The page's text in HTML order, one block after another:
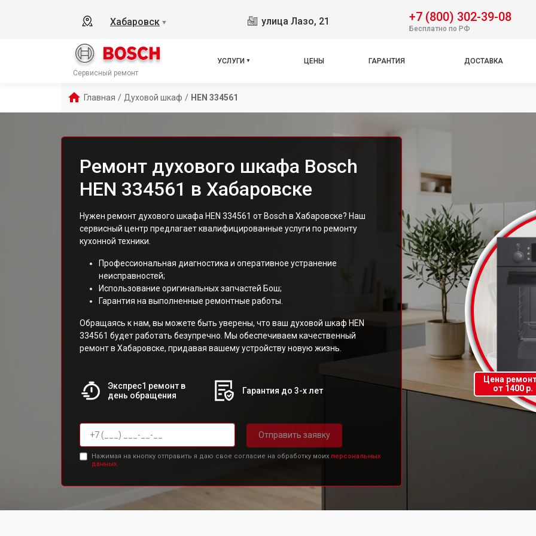
Хабаровск ▼ улица Лазо, 21 +7 (800) 302-39-08
Бесплатно по РФ
Сервисный ремонт
УСЛУГИ ЦЕНЫ ГАРАНТИЯ ДОСТАВКА
Главная / Духовой шкаф / HEN 334561
Ремонт духового шкафа Bosch
HEN 334561 в Хабаровске
Нужен ремонт духового шкафа HEN 334561 от Bosch в Хабаровске? Наш
сервисный центр предлагает квалифицированные услуги по ремонту
кухонной техники.
Профессиональная диагностика и оперативное устранение
неисправностей;
Использование оригинальных запчастей Бош;
Гарантия на выполненные ремонтные работы.
Обращаясь к нам, вы можете быть уверены, что ваш духовой шкаф HEN
334561 будет работать безупречно. Мы обеспечиваем качественный
ремонт в Хабаровске, придавая вашему устройству новую жизнь.
Экспрес1 ремонт в
день обращения
Гарантия до 3-х лет
Отправить заявку
Нажимая на кнопку отправить я даю свое согласие на обработку моих персональных
данных.
Цена
от 1400 р.